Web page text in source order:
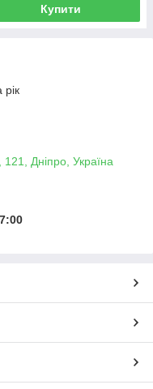
Купити
рік
Дніпро, Україна